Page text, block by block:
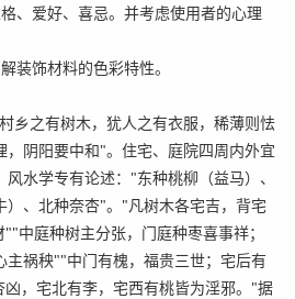
、爱好、喜忌。并考虑使用者的心理
装饰材料的色彩特性。
乡之有树木，犹人之有衣服，稀薄则怯
，阴阳要中和"。住宅、庭院四周内外宜
水学专有论述："东种桃柳（益马）、
）、北种奈杏"。"凡树木各宅吉，背宅
中庭种树主分张，门庭种枣喜事祥；
主祸秧""中门有槐，福贵三世；宅后有
，宅北有李，宅西有桃皆为淫邪。"据